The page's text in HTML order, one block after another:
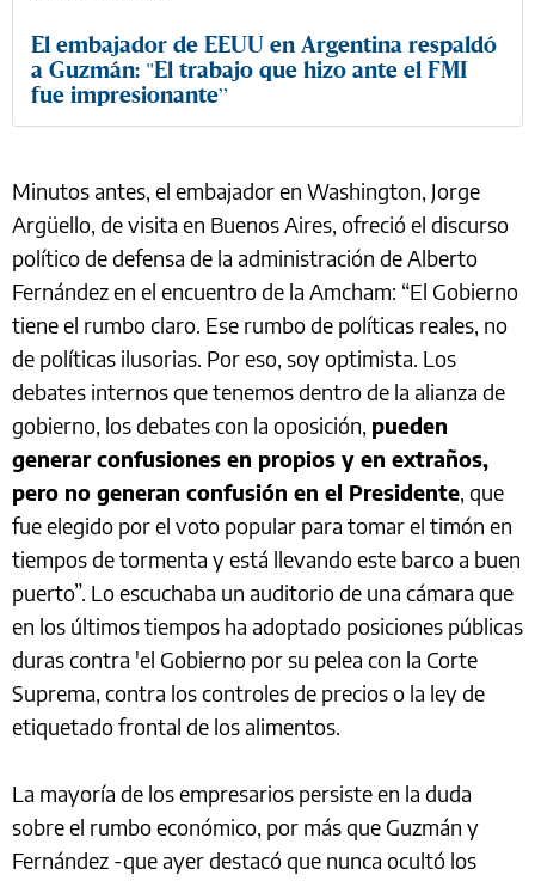
El embajador de EEUU en Argentina respaldó
a Guzmán: "El trabajo que hizo ante el FMI
fue impresionante”
Minutos antes, el embajador en Washington, Jorge
Argüello, de visita en Buenos Aires, ofreció el discurso
político de defensa de la administración de Alberto
Fernández en el encuentro de la Amcham: “El Gobierno
tiene el rumbo claro. Ese rumbo de políticas reales, no
de políticas ilusorias. Por eso, soy optimista. Los
debates internos que tenemos dentro de la alianza de
gobierno, los debates con la oposición, pueden
generar confusiones en propios y en extraños,
pero no generan confusión en el Presidente, que
fue elegido por el voto popular para tomar el timón en
tiempos de tormenta y está llevando este barco a buen
puerto”. Lo escuchaba un auditorio de una cámara que
en los últimos tiempos ha adoptado posiciones públicas
duras contra 'el Gobierno por su pelea con la Corte
Suprema, contra los controles de precios o la ley de
etiquetado frontal de los alimentos.
La mayoría de los empresarios persiste en la duda
sobre el rumbo económico, por más que Guzmán y
Fernández -que ayer destacó que nunca ocultó los